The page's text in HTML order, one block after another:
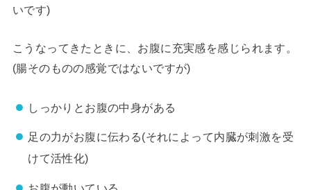
いです)
こうなってきたときに、お腹に充実感を感じられます。
(腸そのものの感覚ではないですが)
しっかりとお腹の中身がある
足の力がお腹に伝わる(それによって内臓が刺激を受
けて活性化)